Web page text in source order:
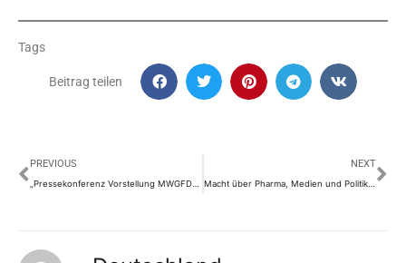
Tags
Beitrag teilen
Prev
PREVIOUS
„Pressekonferenz Vorstellung MWGFD-Corona-Ausstiegskonzept“
NEXT
Macht über Pharma, Medien und Politik. Arzt Heiko Schöning.